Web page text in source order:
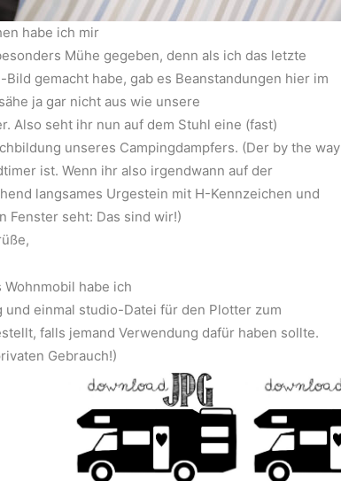
habe ich mir
Mühe gegeben, denn als ich das letzte
Bild gemacht habe, gab es Beanstandungen hier im
ja gar nicht aus wie unsere
Also seht ihr nun auf dem Stuhl eine (fast)
unseres Campingdampfers. (Der by the way
ist. Wenn ihr also irgendwann auf der
langsames Urgestein mit H-Kennzeichen und
Fenster seht: Das sind wir!)
Wohnmobil habe ich
und einmal studio-Datei für den Plotter zum
falls jemand Verwendung dafür haben sollte.
Gebrauch!)